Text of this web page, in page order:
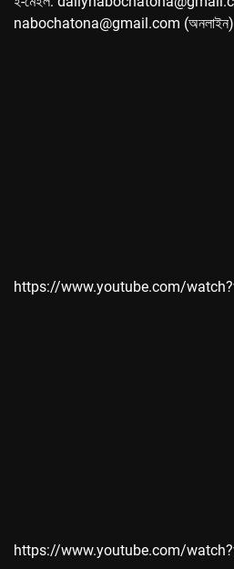
nabochatona@gmail.com (অনলাইন)
https://www.youtube.com/
https://www.youtube.com/